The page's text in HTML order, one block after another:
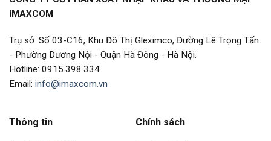
IMAXCOM
Trụ sở: Số 03-C16, Khu Đô Thị Gleximco, Đường Lê Trọng Tấn
- Phường Dương Nội - Quận Hà Đông - Hà Nội.
Hotline: 0915.398.334
Email: info@imaxcom.vn
Thông tin Chính sách